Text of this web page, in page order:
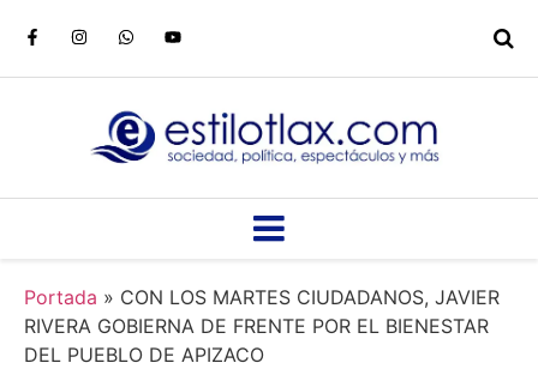
Portada » CON LOS MARTES CIUDADANOS, JAVIER
RIVERA GOBIERNA DE FRENTE POR EL BIENESTAR
DEL PUEBLO DE APIZACO